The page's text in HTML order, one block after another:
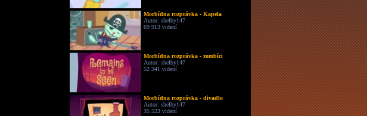
Morbídna rozprávka - Kapela
Autor: shelby147
69 913 videní
Morbídna rozprávka - zombíci
Autor: shelby147
52 341 videní
Morbídna rozprávka - divadlo
Autor: shelby147
35 523 videní